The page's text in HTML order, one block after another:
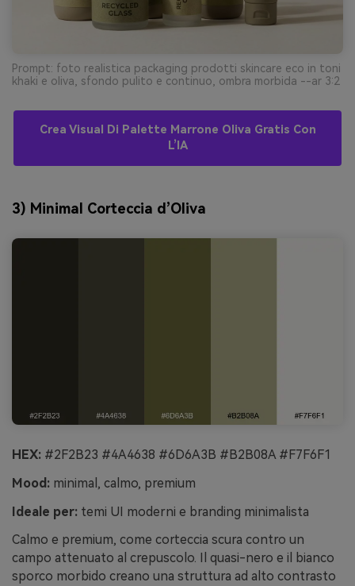
Prompt: foto realistica packaging prodotti skincare eco in toni
khaki e oliva, sfondo pulito e continuo, ombra morbida --ar 3:2
Crea Visual Di Palette Marrone Oliva Gratis Con
L’IA
3) Minimal Corteccia d’Oliva
HEX: #2F2B23 #4A4638 #6D6A3B #B2B08A #F7F6F1
Mood: minimal, calmo, premium
Ideale per: temi UI moderni e branding minimalista
Calmo e premium, come corteccia scura contro un
campo attenuato al crepuscolo. Il quasi-nero e il bianco
sporco morbido creano una struttura ad alto contrasto